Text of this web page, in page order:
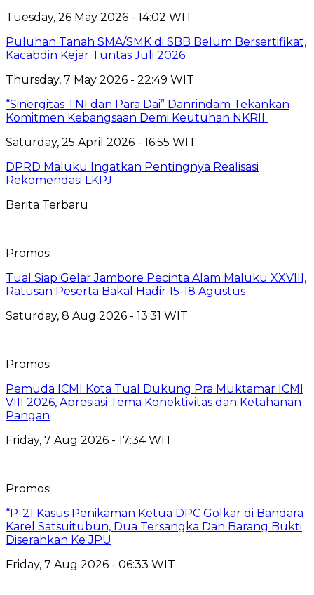
Tuesday, 26 May 2026 - 14:02 WIT
Puluhan Tanah SMA/SMK di SBB Belum Bersertifikat,
Kacabdin Kejar Tuntas Juli 2026
Thursday, 7 May 2026 - 22:49 WIT
“Sinergitas TNI dan Para Dai” Danrindam Tekankan
Komitmen Kebangsaan Demi Keutuhan NKRII ‎
Saturday, 25 April 2026 - 16:55 WIT
DPRD Maluku Ingatkan Pentingnya Realisasi
Rekomendasi LKPJ
Berita Terbaru
Promosi
Tual Siap Gelar Jambore Pecinta Alam Maluku XXVIII,
Ratusan Peserta Bakal Hadir 15-18 Agustus
Saturday, 8 Aug 2026 - 13:31 WIT
Promosi
Pemuda ICMI Kota Tual Dukung Pra Muktamar ICMI
VIII 2026, Apresiasi Tema Konektivitas dan Ketahanan
Pangan
Friday, 7 Aug 2026 - 17:34 WIT
Promosi
“P-21 Kasus Penikaman Ketua DPC Golkar di Bandara
Karel Satsuitubun, Dua Tersangka Dan Barang Bukti
Diserahkan Ke JPU
Friday, 7 Aug 2026 - 06:33 WIT